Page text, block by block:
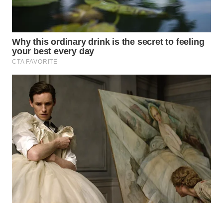
WN
KEPULAUAN
SERIBU
WN
TANGERANG
WN
BINJAI
WN
CIREBON